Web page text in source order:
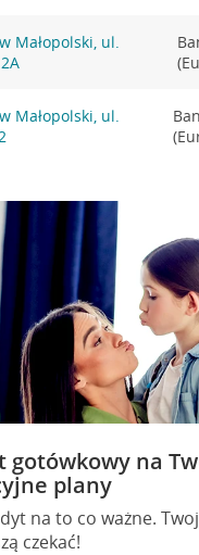
Małopolski, ul.
Małopolski, ul.
gotówkowy na
plany
na to co ważne.
czekać!